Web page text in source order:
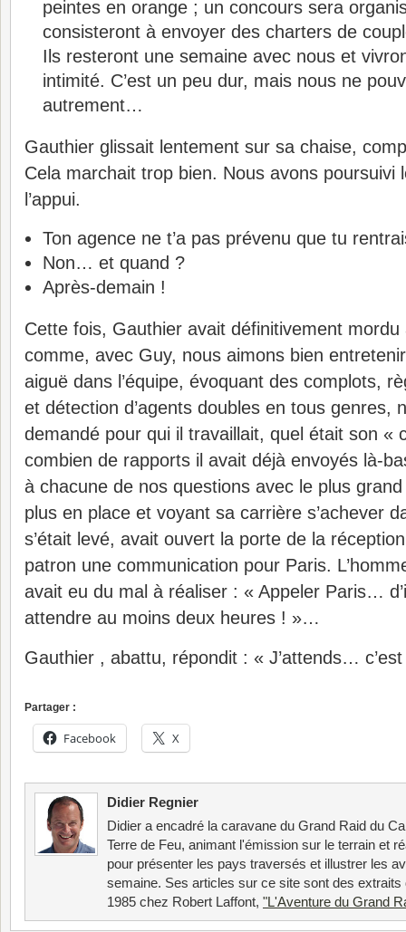
peintes en orange ; un concours sera
consisteront à envoyer des charters de
Ils resteront une semaine avec nous et
intimité. C’est un peu dur, mais nous ne
autrement…
Gauthier glissait lentement sur sa chaise,
Cela marchait trop bien. Nous avons poursuivi
l’appui.
Ton agence ne t’a pas prévenu que tu
Non… et quand ?
Après-demain !
Cette fois, Gauthier avait définitivement mordu
comme, avec Guy, nous aimons bien
aiguë dans l’équipe, évoquant des complots,
et détection d’agents doubles en tous genres,
demandé pour qui il travaillait, quel était son «
combien de rapports il avait déjà envoyés là-
à chacune de nos questions avec le plus
plus en place et voyant sa carrière s’achever
s’était levé, avait ouvert la porte de la
patron une communica­tion pour Paris.
avait eu du mal à réaliser : « Appeler Paris…
attendre au moins deux heures ! »…
Gauthier , abattu, répondit : « J’attends…
Partager :
Facebook X
Didier Regnier
Didier a encadré la caravane du Grand Raid du
Terre de Feu, animant l'émission sur le terrain et
pour présenter les pays traversés et illustrer les
semaine. Ses articles sur ce site sont des extraits
1985 chez Robert Laffont, "L'Aventure du Grand